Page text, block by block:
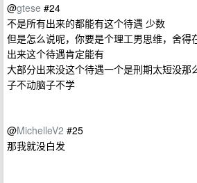
@gtese #24
不是所有出来的都能有这个待遇 少数
但是怎么说呢，你要是个理工男思维，舍得
出来这个待遇肯定能有
大部分出来没这个待遇一个是刑期太短没那
子不动脑子不学
@MichelleV2 #25
那我就没白发